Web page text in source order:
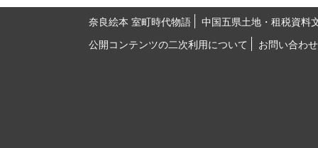
奈良絵本 室町時代物語
中国五県土地・租税資料
公開コンテンツの二次利用について
お問い合わせ